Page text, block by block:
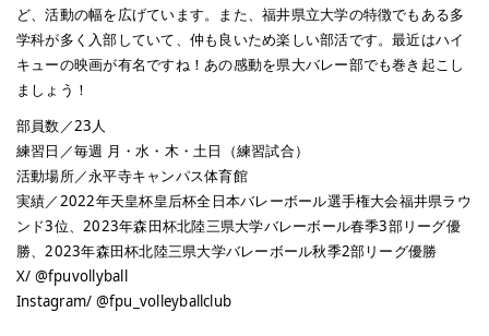
ど、活動の幅を広げています。また、福井県立大学の特徴でもある多
学科が多く入部していて、仲も良いため楽しい部活です。最近はハイ
キューの映画が有名ですね！あの感動を県大バレー部でも巻き起こし
ましょう！
部員数／23人
練習日／毎週 月・水・木・土日（練習試合）
活動場所／永平寺キャンパス体育館
実績／2022年天皇杯皇后杯全日本バレーボール選手権大会福井県ラウ
ンド3位、2023年森田杯北陸三県大学バレーボール春季3部リーグ優
勝、2023年森田杯北陸三県大学バレーボール秋季2部リーグ優勝
X/ @fpuvollyball
Instagram/ @fpu_volleyballclub